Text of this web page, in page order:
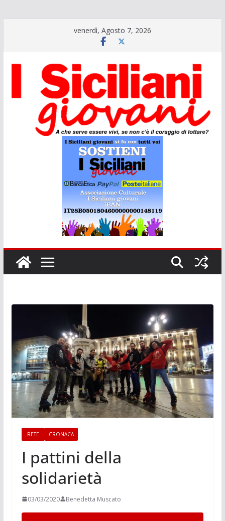
venerdì, Agosto 7, 2026
-RETE- CRONACA
I pattini della
solidarietà
03/03/2020 Benedetta Muscato